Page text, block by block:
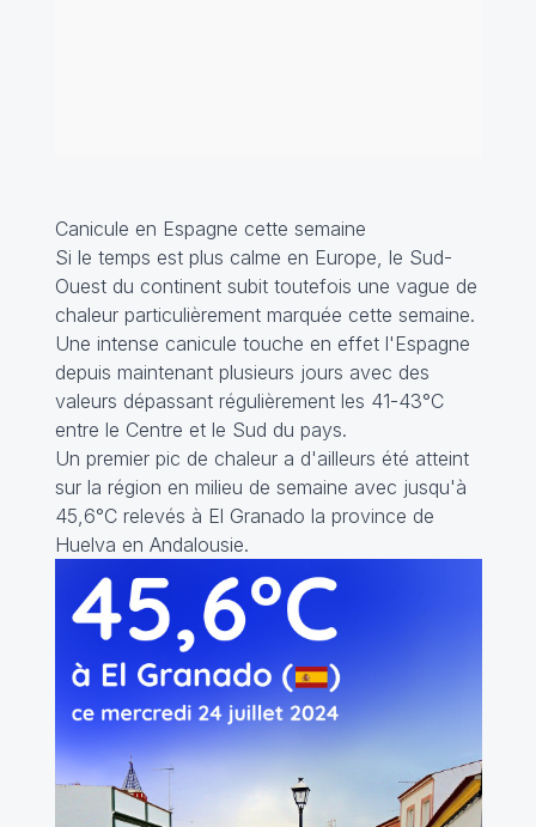
Canicule en Espagne cette semaine
Si le temps est plus calme en Europe, le Sud-
Ouest du continent subit toutefois une vague de
chaleur particulièrement marquée cette semaine.
Une intense canicule touche en effet l'Espagne
depuis maintenant plusieurs jours avec des
valeurs dépassant régulièrement les 41-43°C
entre le Centre et le Sud du pays.
Un premier pic de chaleur a d'ailleurs été atteint
sur la région en milieu de semaine avec jusqu'à
45,6°C relevés à El Granado la province de
Huelva en Andalousie.